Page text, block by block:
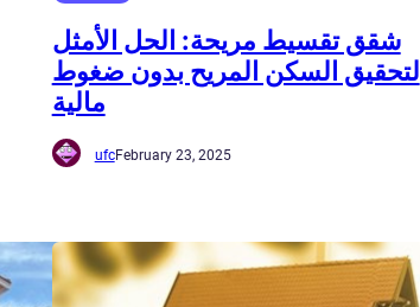
شقق تقسيط مريحة: الحل الأمثل
لتحقيق السكن المريح بدون ضغوط
مالية
ufcFebruary 23, 2025